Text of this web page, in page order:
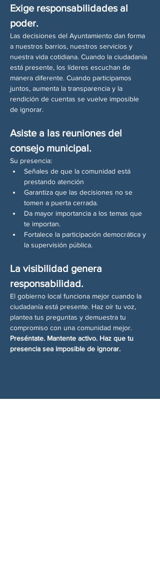
Exige responsabilidades al
poder.
Las decisiones del Ayuntamiento dan forma
a nuestros barrios, nuestros servicios y
nuestra vida cotidiana. Cuando la ciudadanía
está presente, los líderes escuchan de
manera diferente. Cuando participamos
juntos, aumenta la transparencia y la
rendición de cuentas se vuelve imposible
de ignorar.
Asiste a las reuniones del
consejo municipal.
Su presencia:
Señales de que la comunidad está
prestando atención
Garantiza que las decisiones no se
tomen a puerta cerrada.
Da mayor importancia a los temas que
te importan.
Fortalece la participación democrática y
la supervisión pública.
La visibilidad genera
responsabilidad.
El gobierno local funciona mejor cuando la
ciudadanía está presente. Haz oír tu voz,
plantea tus preguntas y demuestra tu
compromiso con una comunidad mejor.
Preséntate. Mantente activo. Haz que tu
presencia sea imposible de ignorar.